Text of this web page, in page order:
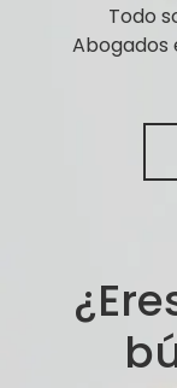
Todo
Abogados